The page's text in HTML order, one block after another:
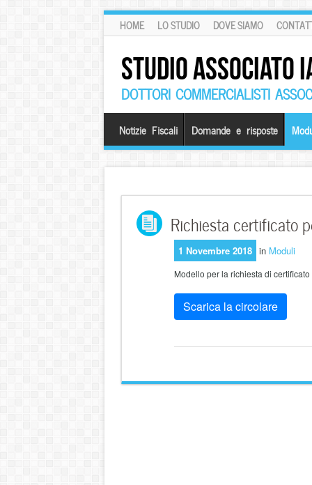
HOME LO STUDIO DOVE SIAMO
STUDIO
DOTTORI COMMERCIALISTI
Notizie Fiscali Domande e risposte
Richiesta certificato
1 Novembre 2018 in Moduli
Modello per la richiesta di
Scarica la circolare